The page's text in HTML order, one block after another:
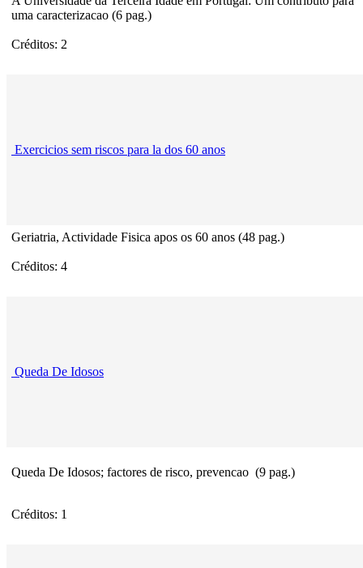
uma caracterizacao (6 pag.)
Créditos: 2
Exercicios sem riscos para la dos 60 anos
Geriatria, Actividade Fisica apos os 60 anos (48 pag.)
Créditos: 4
Queda De Idosos
Queda De Idosos; factores de risco, prevencao (9 pag.)
Créditos: 1